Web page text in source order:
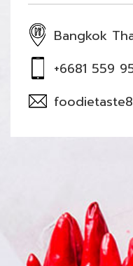
Bangkok
+6681 559